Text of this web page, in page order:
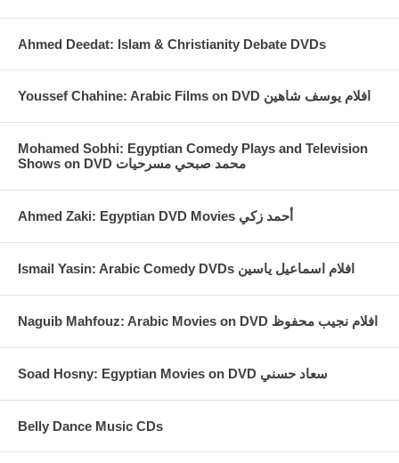
Ahmed Deedat: Islam & Christianity Debate DVDs
Youssef Chahine: Arabic Films on DVD افلام يوسف شاهين
Mohamed Sobhi: Egyptian Comedy Plays and Television
Shows on DVD محمد صبحي مسرحيات
Ahmed Zaki: Egyptian DVD Movies أحمد زكي
Ismail Yasin: Arabic Comedy DVDs افلام اسماعيل ياسين
Naguib Mahfouz: Arabic Movies on DVD افلام نجيب محفوظ
Soad Hosny: Egyptian Movies on DVD سعاد حسني
Belly Dance Music CDs